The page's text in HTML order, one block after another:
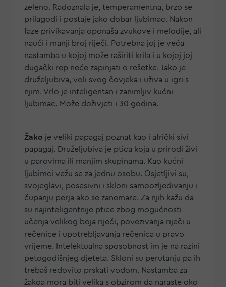
zeleno. Radoznala je, temperamentna, brzo se
prilagodi i postaje jako dobar ljubimac. Nakon
faze privikavanja oponaša zvukove i melodije, ali
nauči i manji broj riječi. Potrebna joj je veća
nastamba u kojoj može raširiti krila i u kojoj joj
dugački rep neće zapinjati o rešetke. Jako je
druželjubiva, voli svog čovjeka i uživa u igri s
njim. Vrlo je inteligentan i zanimljiv kućni
ljubimac. Može doživjeti i 30 godina.
Žako je veliki papagaj poznat kao i afrički sivi
papagaj. Druželjubiva je ptica koja u prirodi živi
u parovima ili manjim skupinama. Kao kućni
ljubimci vežu se za jednu osobu. Osjetljivi su,
svojeglavi, posesivni i skloni samoozljeđivanju i
čupanju perja ako se zanemare. Za njih kažu da
su najinteligentnije ptice zbog mogućnosti
učenja velikog boja riječi, povezivanja riječi u
rečenice i upotrebljavanja rečenica u pravo
vrijeme. Intelektualna sposobnost im je na razini
petogodišnjeg djeteta. Skloni su perutanju pa ih
trebaš redovito prskati vodom. Nastamba za
žakoa mora biti velika s obzirom da naraste oko